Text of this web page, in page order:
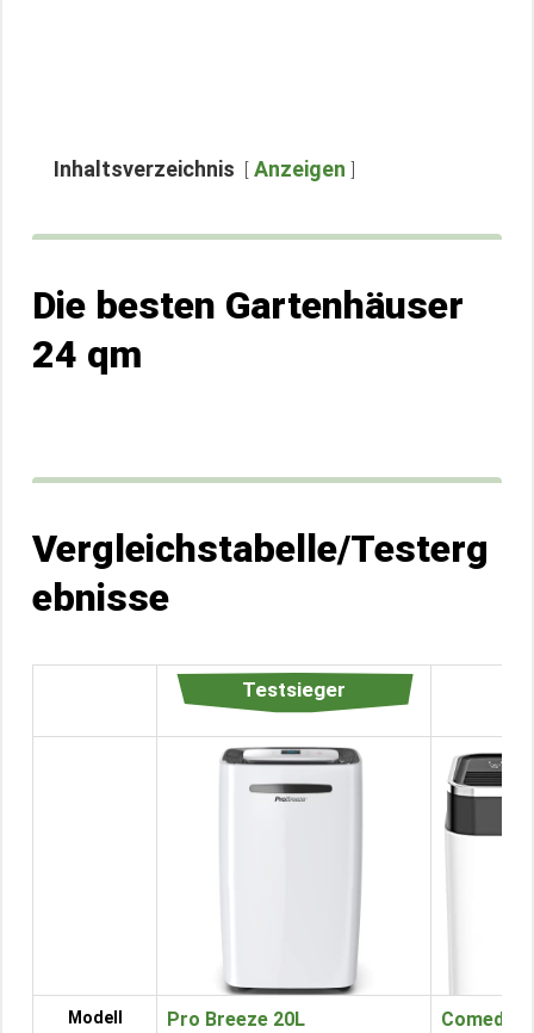
Inhaltsverzeichnis Anzeigen
Die besten Gartenhäuser
24 qm
Vergleichstabelle/Testerg
ebnisse
Testsieger
Modell
Pro Breeze 20L
Comedes